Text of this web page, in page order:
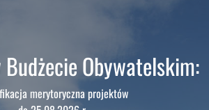
Obywatelskim:
merytoryczna projektów